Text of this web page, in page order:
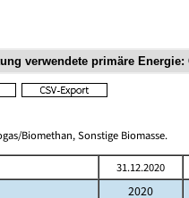
Biomethan, Sonstige Biomasse.
31.12.2020
2020